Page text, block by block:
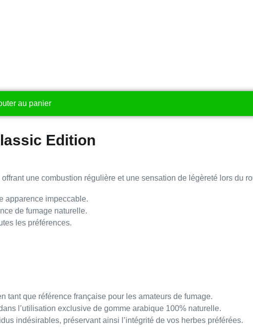
au panier
Edition
offrant une combustion régulière et une sensation de légèreté lors du
apparence impeccable.
de fumage naturelle.
les préférences.
tant que référence française pour les amateurs de fumage.
l’utilisation exclusive de gomme arabique 100% naturelle.
indésirables, préservant ainsi l’intégrité de vos herbes préférées.